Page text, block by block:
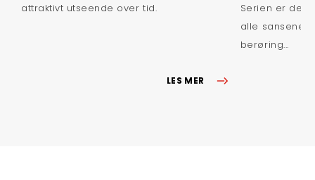
attraktivt utseende over tid.
LES MER
Serien er
alle sansene:
berøring...